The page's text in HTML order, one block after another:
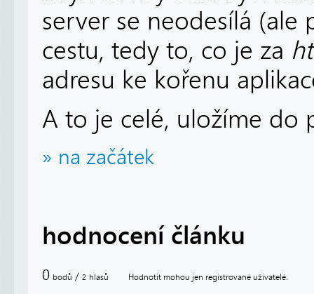
server se neodesílá
cestu, tedy to, co je za
adresu ke kořenu
A to je celé, uložíme do
» na začátek
hodnocení článku
0 bodů / 2 hlasů Hodnotit mohou jen registrované uživatelé.